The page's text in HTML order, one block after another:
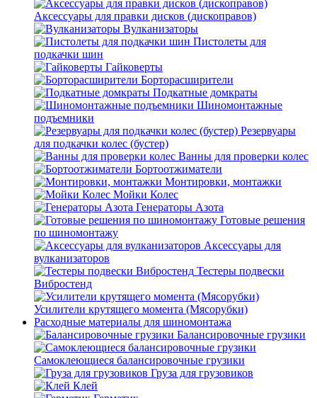
Аксессуары для правки дисков (дископравов)
Вулканизаторы
Пистолеты для
подкачки шин
Гайковерты
Борторасширители
Подкатные домкраты
Шиномонтажные
подъемники
Резервуары
для подкачки колес (бустер)
Ванны для проверки колес
Бортоотжиматели
Монтировки, монтажки
Мойки Колес
Генераторы Азота
Готовые решения
по шиномонтажу
Аксессуары для
вулканизаторов
Тестеры подвески
Вибростенд
Усилители крутящего момента (Мясорубки)
Расходные материалы для шиномонтажа
Балансировочные грузики
Самоклеющиеся балансировочные грузики
Груза для грузовиков
Клей